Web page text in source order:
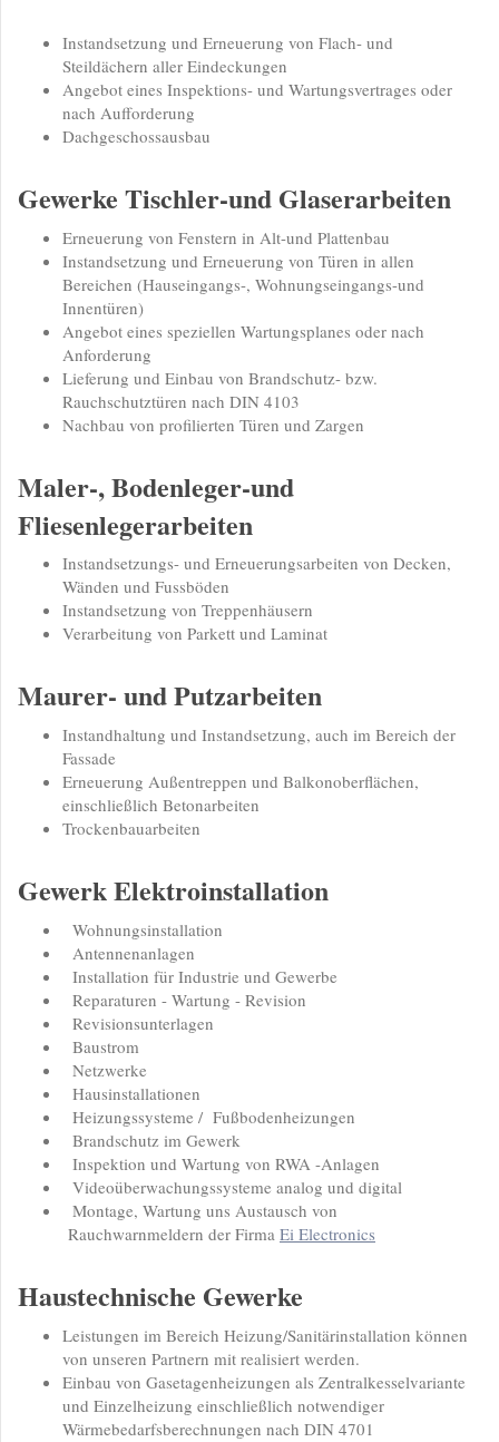
Instandsetzung und Erneuerung von Flach- und
Steildächern aller Eindeckungen
Angebot eines Inspektions- und Wartungsvertrages oder
nach Aufforderung
Dachgeschossausbau
Gewerke Tischler-und Glaserarbeiten
Erneuerung von Fenstern in Alt-und Plattenbau
Instandsetzung und Erneuerung von Türen in allen
Bereichen (Hauseingangs-, Wohnungseingangs-und
Innentüren)
Angebot eines speziellen Wartungsplanes oder nach
Anforderung
Lieferung und Einbau von Brandschutz- bzw.
Rauchschutztüren nach DIN 4103
Nachbau von profilierten Türen und Zargen
Maler-, Bodenleger-und
Fliesenlegerarbeiten
Instandsetzungs- und Erneuerungsarbeiten von Decken,
Wänden und Fussböden
Instandsetzung von Treppenhäusern
Verarbeitung von Parkett und Laminat
Maurer- und Putzarbeiten
Instandhaltung und Instandsetzung, auch im Bereich der
Fassade
Erneuerung Außentreppen und Balkonoberflächen,
einschließlich Betonarbeiten
Trockenbauarbeiten
Gewerk Elektroinstallation
Wohnungsinstallation
Antennenanlagen
Installation für Industrie und Gewerbe
Reparaturen - Wartung - Revision
Revisionsunterlagen
Baustrom
Netzwerke
Hausinstallationen
Heizungssysteme / Fußbodenheizungen
Brandschutz im Gewerk
Inspektion und Wartung von RWA -Anlagen
Videoüberwachungssysteme analog und digital
Montage, Wartung uns Austausch von
Rauchwarnmeldern der Firma Ei Electronics
Haustechnische Gewerke
Leistungen im Bereich Heizung/Sanitärinstallation können
von unseren Partnern mit realisiert werden.
Einbau von Gasetagenheizungen als Zentralkesselvariante
und Einzelheizung einschließlich notwendiger
Wärmebedarfsberechnungen nach DIN 4701